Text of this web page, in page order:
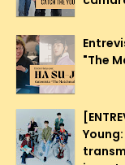
"The